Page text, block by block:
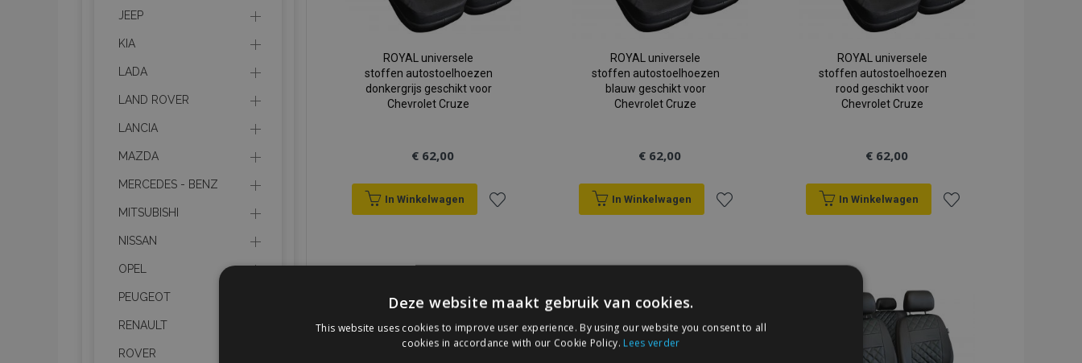
ROYAL universele
stoffen autostoelhoezen
donkergrijs geschikt voor
Chevrolet Cruze
€ 62,00
In Winkelwagen
toe
verlanglijst
ROYAL universele
stoffen autostoelhoezen
blauw geschikt voor
Chevrolet Cruze
€ 62,00
In Winkelwagen
toe
verlanglijst
ROYAL universele
stoffen autostoelhoezen
rood geschikt voor
Chevrolet Cruze
€ 62,00
In Winkelwagen
verlanglijst
JEEP
KIA
LADA
LAND ROVER
LANCIA
MAZDA
MERCEDES - BENZ
MITSUBISHI
NISSAN
OPEL
PEUGEOT
RENAULT
ROVER
Deze website maakt gebruik van cookies.
This website uses cookies to improve user experience. By using our website you consent to all
cookies in accordance with our Cookie Policy. Lees verder